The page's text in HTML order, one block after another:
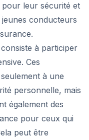
leur sécurité et
conducteurs
à participer
Ces
à une
personnelle, mais
également des
pour ceux qui
peut être